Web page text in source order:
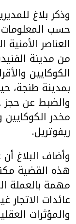
وذكر بلاغ
حسب المعلومات
العناصر
من مدينة
الكوكايين
بمدينة طنجة،
ريفوتريل.
وأضاف البلاغ
هذه القضية
مهمة بالعملة
عائدات الاتجار
والمؤثرات